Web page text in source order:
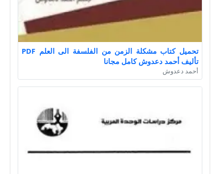
تحميل كتاب مشكلة الزمن من الفلسفة الى العلم PDF
تأليف أحمد دعدوش كامل مجانا
أحمد دعدوش